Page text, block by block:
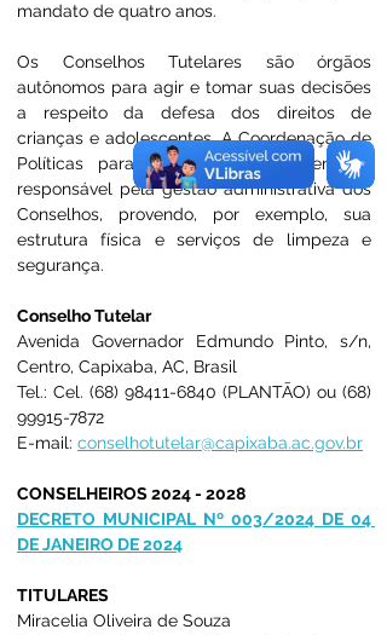
mandato de quatro anos.
Os Conselhos Tutelares são órgãos
autônomos para agir e tomar suas decisões
a respeito da defesa dos direitos de
crianças e adolescentes. A Coordenação de
Políticas para Criança e Adolescente é
responsável pela gestão administrativa dos
Conselhos, provendo, por exemplo, sua
estrutura física e serviços de limpeza e
segurança.
Conselho Tutelar
Avenida Governador Edmundo Pinto, s/n,
Centro, Capixaba, AC, Brasil
Tel.: Cel. (68) 98411-6840 (PLANTÃO) ou (68)
99915-7872
E-mail: conselhotutelar@capixaba.ac.gov.br
CONSELHEIROS 2024 - 2028
DECRETO MUNICIPAL Nº 003/2024 DE 04
DE JANEIRO DE 2024
TITULARES
Miracelia Oliveira de Souza